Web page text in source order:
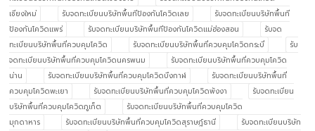
เชียงใหม่
รับจดทะเบียนบริษัทพื้นทีป้องกันโควิดเลย
รับจดทะเบียนบริษัทพื้นที
ป้องกันโควิดแพร่
รับจดทะเบียนบริษัทพื้นทีป้องกันโควิดแม่ฮ่องสอน
รับจด
ทะเบียนบริษัทพื้นที่ควบคุมโควิด
รับจดทะเบียนบริษัทพื้นที่ควบคุมโควิดกระบี่
รับ
จดทะเบียนบริษัทพื้นที่ควบคุมโควิดนครพนม
รับจดทะเบียนบริษัทพื้นที่ควบคุมโควิด
น่าน
รับจดทะเบียนบริษัทพื้นที่ควบคุมโควิดบึงกาฬ
รับจดทะเบียนบริษัทพื้นที่
ควบคุมโควิดพะเยา
รับจดทะเบียนบริษัทพื้นที่ควบคุมโควิดพังงา
รับจดทะเบียน
บริษัทพื้นที่ควบคุมโควิดภูเก็ต
รับจดทะเบียนบริษัทพื้นที่ควบคุมโควิด
มุกดาหาร
รับจดทะเบียนบริษัทพื้นที่ควบคุมโควิดสุราษฎ์ธานี
รับจดทะเบียนบริษัท